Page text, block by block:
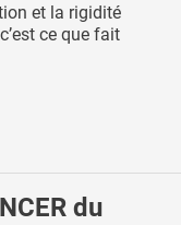
et la rigidité
ce que fait
du